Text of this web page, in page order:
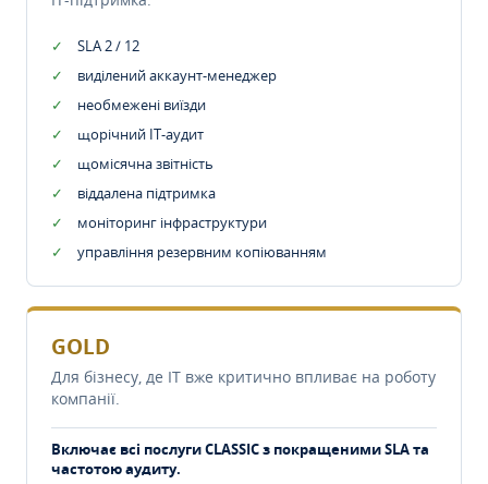
SLA 2 / 12
виділений аккаунт-менеджер
необмежені виїзди
щорічний IT-аудит
щомісячна звітність
віддалена підтримка
моніторинг інфраструктури
управління резервним копіюванням
GOLD
Для бізнесу, де IT вже критично впливає на роботу
компанії.
Включає всі послуги CLASSIC з покращеними SLA та
частотою аудиту.